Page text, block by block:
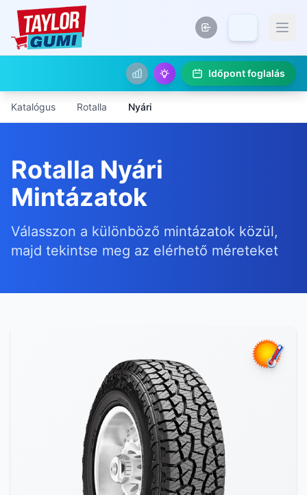
Időpont foglalás
Katalógus Rotalla Nyári
Rotalla Nyári
Mintázatok
Válasszon a különböző mintázatok közül,
majd tekintse meg az elérhető méreteket